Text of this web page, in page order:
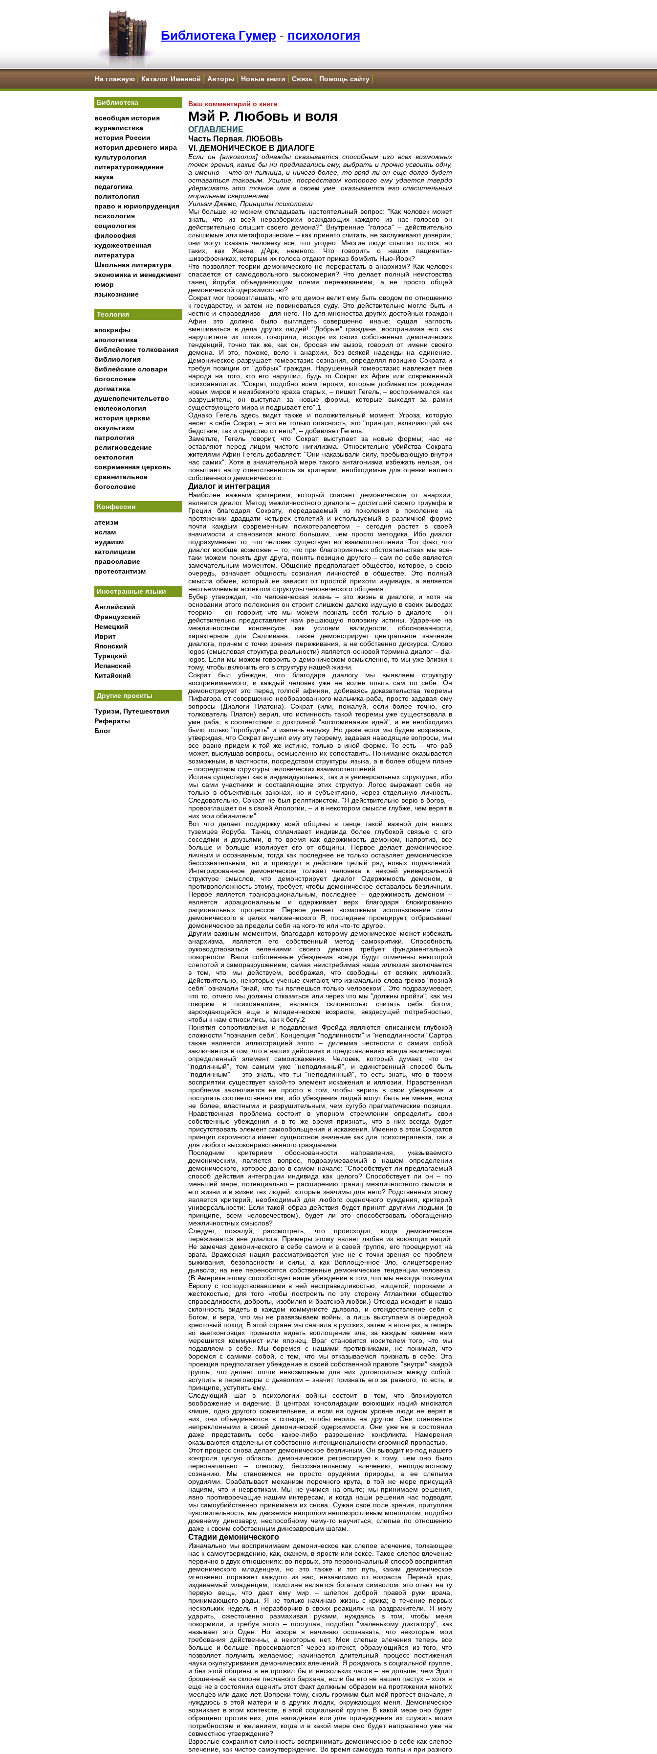
Библиотека Гумер - психология
На главную Каталог Именной Авторы Новые книги Связь Помощь сайту
Библиотека
всеобщая история
журналистика
история России
история древнего мира
культурология
литературоведение
наука
педагогика
политология
право и юриспруденция
психология
социология
философия
художественная
литература
Школьная литература
экономика и менеджмент
юмор
языкознание
Теология
апокрифы
апологетика
библейские толкования
библиология
библейские словари
богословие
догматика
душепопечительство
екклесиология
история церкви
оккультизм
патрология
религиоведение
сектология
современная церковь
сравнительное
богословие
Конфессии
атеизм
ислам
иудаизм
католицизм
православие
протестантизм
Иностранные языки
Английский
Французский
Немецкий
Иврит
Японский
Турецкий
Испанский
Китайский
Другие проекты
Туризм, Путешествия
Рефераты
Блог
Ваш комментарий о книге
Мэй Р. Любовь и воля
ОГЛАВЛЕНИЕ
Часть Первая. ЛЮБОВЬ
VI. ДЕМОНИЧЕСКОЕ В ДИАЛОГЕ
Если он [алкоголик] однажды оказывается способным изо всех возможных
точек зрения, какие бы ни предлагались ему, выбрать и прочно усвоить одну,
а именно – что он пьяница, и ничего более, то вряд ли он еще долго будет
оставаться таковым. Усилие, посредством которого ему удается твердо
удерживать это точное имя в своем уме, оказывается его спасительным
моральным свершением.
Уильям Джемс, Принципы психологии
Мы больше не можем откладывать настоятельный вопрос: "Как человек может
знать, что из всей неразберихи осаждающих каждого из нас голосов он
действительно слышит своего демона?" Внутренние "голоса" – действительно
слышимые или метафорические – как принято считать, не заслуживают доверия;
они могут сказать человеку все, что угодно. Многие люди слышат голоса, но
таких, как Жанна д'Арк, немного. Что говорить о наших пациентах-
шизофрениках, которым их голоса отдают приказ бомбить Нью-Йорк?
Что позволяет теории демонического не перерастать в анархизм? Как человек
спасается от самодовольного высокомерия? Что делает полный неистовства
танец йоруба объединяющим племя переживанием, а не просто общей
демонической одержимостью?
Сократ мог провозглашать, что его демон велит ему быть оводом по отношению
к государству, и затем не повиноваться суду. Это действительно могло быть и
честно и справедливо – для него. Но для множества других достойных граждан
Афин это должно было выглядеть совершенно иначе: сущая наглость
вмешиваться в дела других людей! "Добрые" граждане, воспринимая его как
нарушителя их покоя, говорили, исходя из своих собственных демонических
тенденций, точно так же, как он, бросая им вызов, говорил от имени своего
демона. И это, похоже, вело к анархии, без всякой надежды на единение.
Демоническое разрушает гомеостазис сознания, определяя позицию Сократа и
требуя позиции от "добрых" граждан. Нарушенный гомеостазис навлекает гнев
народа на того, кто его нарушил, будь то Сократ из Афин или современный
психоаналитик. "Сократ, подобно всем героям, которые добиваются рождения
новых миров и неизбежного краха старых, – пишет Гегель, – воспринимался как
разрушитель; он выступал за новые формы, которые выходят за рамки
существующего мира и подрывает его".1
Однако Гегель здесь видит также и положительный момент. Угроза, которую
несет в себе Сократ, – это не только опасность; это "принцип, включающий как
бедствие, так и средство от него", – добавляет Гегель.
Заметьте, Гегель говорит, что Сократ выступает за новые формы; нас не
оставляют перед лицом чистого нигилизма. Относительно убийства Сократа
жителями Афин Гегель добавляет: "Они наказывали силу, пребывающую внутри
нас самих". Хотя в значительной мере такого антагонизма избежать нельзя, он
повышает нашу ответственность за критерии, необходимые для оценки нашего
собственного демонического.
Диалог и интеграция
Наиболее важным критерием, который спасает демоническое от анархии,
является диалог. Метод межличностного диалога – достигший своего триумфа в
Греции благодаря Сократу, передаваемый из поколения в поколение на
протяжении двадцати четырех столетий и используемый в различной форме
почти каждым современным психотерапевтом – сегодня растет в своей
значимости и становится много большим, чем просто методика. Ибо диалог
подразумевает то, что человек существует во взаимоотношении. Тот факт, что
диалог вообще возможен – то, что при благоприятных обстоятельствах мы все-
таки можем понять друг друга, понять позицию другого – сам по себе является
замечательным моментом. Общение предполагает общество, которое, в свою
очередь, означает общность сознания личностей в обществе. Это полный
смысла обмен, который не зависит от простой прихоти индивида, а является
неотъемлемым аспектом структуры человеческого общения.
Бубер утверждал, что человеческая жизнь – это жизнь в диалоге; и хотя на
основании этого положения он строит слишком далеко идущую в своих выводах
теорию – он говорит, что мы можем познать себя только в диалоге – он
действительно предоставляет нам решающую половину истины. Ударение на
межличностном консенсусе как условии валидности, обоснованности,
характерное для Салливана, также демонстрирует центральное значение
диалога, причем с точки зрения переживания, а не собственно дискурса. Слово
logos (смысловая структура реальности) является основой термина диалог – dia-
logos. Если мы можем говорить о демоническом осмысленно, то мы уже близки к
тому, чтобы включить его в структуру нашей жизни.
Сократ был убежден, что благодаря диалогу мы выявляем структуру
воспринимаемого, и каждый человек уже не волен плыть сам по себе. Он
демонстрирует это перед толпой афинян, добиваясь доказательства теоремы
Пифагора от совершенно необразованного мальчика-раба, просто задавая ему
вопросы (Диалоги Платона). Сократ (или, пожалуй, если более точно, его
толкователь Платон) верил, что истинность такой теоремы уже существовала в
уме раба, в соответствии с доктриной "воспоминания идей", и ее необходимо
было только "пробудить" и извлечь наружу. Но даже если мы будем возражать,
утверждая, что Сократ внушил ему эту теорему, задавая наводящие вопросы, мы
все равно придем к той же истине, только в иной форме. То есть – что раб
может, выслушав вопросы, осмысленно их сопоставить. Понимание оказывается
возможным, в частности, посредством структуры языка, а в более общем плане
– посредством структуры человеческих взаимоотношений.
Истина существует как в индивидуальных, так и в универсальных структурах, ибо
мы сами участники и составляющие этих структур. Логос выражает себя не
только в объективных законах, но и субъективно, через отдельную личность.
Следовательно, Сократ не был релятивистом. "Я действительно верю в богов, –
провозглашает он в своей Апологии, – и в некотором смысле глубже, чем верят в
них мои обвинители".
Вот что делает поддержку всей общины в танце такой важной для наших
туземцев йоруба. Танец сплачивает индивида более глубокой связью с его
соседями и друзьями, в то время как одержимость демоном, напротив, все
больше и больше изолирует его от общины. Первое делает демоническое
личным и осознанным, тогда как последнее не только оставляет демоническое
бессознательным, но и приводит в действие целый ряд новых подавлений.
Интегрированное демоническое толкает человека к некоей универсальной
структуре смыслов, что демонстрирует диалог Одержимость демоном, в
противоположность этому, требует, чтобы демоническое оставалось безличным.
Первое является трансрациональным, последнее – одержимость демоном –
является иррациональным и одерживает верх благодаря блокированию
рациональных процессов. Первое делает возможным использование силы
демонического в целях человеческого Я; последнее проецирует, отбрасывает
демоническое за пределы себя на кого-то или что-то другое.
Другим важным моментом, благодаря которому демоническое может избежать
анархизма, является его собственный метод самокритики. Способность
руководствоваться велениями своего демона требует фундаментальной
покорности. Ваши собственные убеждения всегда будут отмечены некоторой
слепотой и саморазрушением; самая неистребимая наша иллюзия заключается
в том, что мы действуем, воображая, что свободны от всяких иллюзий.
Действительно, некоторые ученые считают, что изначально слова греков "познай
себя" означали "знай, что ты являешься только человеком". Это подразумевает,
что то, отчего мы должны отказаться или через что мы "должны пройти", как мы
говорим в психоанализе, является склонностью считать себя богом,
зарождающейся еще в младенческом возрасте, вездесущей потребностью,
чтобы к нам относились, как к богу.2
Понятия сопротивления и подавления Фрейда являются описанием глубокой
сложности "познания себя". Концепция "подлинности" и "неподлинности" Сартра
также является иллюстрацией этого – дилемма честности с самим собой
заключается в том, что в наших действиях и представлениях всегда наличествует
определенный элемент самоискажения. Человек, который думает, что он
"подлинный", тем самым уже "неподлинный", и единственный способ быть
"подлинным" – это знать, что ты "неподлинный", то есть знать, что в твоем
восприятии существует какой-то элемент искажения и иллюзии. Нравственная
проблема заключается не просто в том, чтобы верить в свои убеждения и
поступать соответственно им, ибо убеждения людей могут быть не менее, если
не более, властными и разрушительным, чем сугубо прагматические позиции.
Нравственная проблема состоит в упорном стремлении определить свои
собственные убеждения и в то же время признать, что в них всегда будет
присутствовать элемент самообольщения и искажения. Именно в этом Сократов
принцип скромности имеет сущностное значение как для психотерапевта, так и
для любого высоконравственного гражданина.
Последним критерием обоснованности направления, указываемого
демоническим, является вопрос, подразумеваемый в нашем определении
демонического, которое дано в самом начале: "Способствует ли предлагаемый
способ действия интеграции индивида как целого? Способствует ли он – по
меньшей мере, потенциально – расширению границ межличностного смысла в
его жизни и в жизни тех людей, которые значимы для него? Родственным этому
является критерий, необходимый для любого оценочного суждения, критерий
универсальности: Если такой образ действия будет принят другими людьми (в
принципе, всем человечеством), будет ли это способствовать обогащению
межличностных смыслов?
Следует, пожалуй, рассмотреть, что происходит, когда демоническое
переживается вне диалога. Примеры этому являет любая из воюющих наций.
Не замечая демонического в себе самом и в своей группе, его проецируют на
врага. Вражеская нация рассматривается уже не с точки зрения ее проблем
выживания, безопасности и силы, а как Воплощенное Зло, олицетворение
дьявола; на нее переносятся собственные демонические тенденции человека.
(В Америке этому способствует наше убеждение в том, что мы некогда покинули
Европу с господствовавшими в ней несправедливостью, нищетой, пороками и
жестокостью, для того чтобы построить по эту сторону Атлантики общество
справедливости, доброты, изобилия и братской любви.) Отсюда исходит и наша
склонность видеть в каждом коммунисте дьявола, и отождествление себя с
Богом, и вера, что мы не развязываем войны, а лишь выступаем в очередной
крестовый поход. В этой стране мы сначала в русских, затем в японцах, а теперь
во вьетконговцах привыкли видеть воплощение зла; за каждым камнем нам
мерещится коммунист или японец. Враг становится носителем того, что мы
подавляем в себе. Мы боремся с нашими противниками, не понимая, что
боремся с самими собой, с тем, что мы отказываемся признать в себе. Эта
проекция предполагает убеждение в своей собственной правоте "внутри" каждой
группы, что делает почти невозможным для них договориться между собой:
вступить в переговоры с дьяволом – значит признать его за равного, то есть, в
принципе, уступить ему.
Следующий шаг в психологии войны состоит в том, что блокируются
воображение и видение. В центрах консолидации воюющих наций множатся
клише, одно другого сомнительнее, и если на одном уровне люди не верят в
них, они объединяются в сговоре, чтобы верить на другом. Они становятся
непреклонными в своей демонической одержимости. Они уже не в состоянии
даже представить себе какое-либо разрешение конфликта. Намерения
оказываются отделены от собственно интенциональности огромной пропастью.
Этот процесс снова делает демоническое безличным. Он выводит из-под нашего
контроля целую область: демоническое регрессирует к тому, чем оно было
первоначально – слепому, бессознательному влечению, неподвластному
сознанию. Мы становимся не просто орудиями природы, а ее слепыми
орудиями. Срабатывает механизм порочного крута, в той же мере присущий
нациям, что и невротикам. Мы не учимся на опыте; мы принимаем решения,
явно противоречащие нашим интересам, и когда наши решения нас подводят,
мы самоубийственно принимаем их снова. Сужая свое поле зрения, притупляя
чувствительность, мы движемся напролом неповоротливым монолитом, подобно
древнему динозавру, неспособному чему-то научиться, слепые по отношению
даже к своим собственным динозавровым шагам.
Стадии демонического
Изначально мы воспринимаем демоническое как слепое влечение, толкающее
нас к самоутверждению, как, скажем, в ярости или сексе. Такое слепое влечение
первично в двух отношениях: во-первых, это первоначальный способ восприятия
демонического младенцем, но это также и тот путь, каким демоническое
мгновенно поражает каждого из нас, независимо от возраста. Первый крик,
издаваемый младенцем, поистине является богатым символом: это ответ на ту
первую вещь, что дает ему мир – шлепок доброй правой руки врача,
принимающего роды. Я не только начинаю жизнь с крика; в течение первых
нескольких недель я неразборчив в своих реакциях на раздражители. Я могу
ударить, ожесточенно размахивая руками, нуждаясь в том, чтобы меня
покормили, и требуя этого – поступая, подобно "маленькому диктатору", как
называет это Оден. Но вскоре я начинаю осознавать, что некоторые мои
требования действенны, а некоторые нет. Мои слепые влечения теперь все
больше и больше "просеиваются" через контекст, образующийся из того, что
позволяет получить желаемое; начинается длительный процесс постижения
науки окультуривания демонических влечений. Я рождаюсь в социальной группе,
и без этой общины я не прожил бы и нескольких часов – не дольше, чем Эдип
брошенный на склоне песчаного бархана, если бы его не нашел пастух – хотя я
еще не в состоянии оценить этот факт должным образом на протяжении многих
месяцев или даже лет. Вопреки тому, сколь громким был мой протест вначале, я
нуждаюсь в этой матери и в других людях, окружающих меня. Демоническое
возникает в этом контексте, в этой социальной группе. В какой мере оно будет
обращено против них, для нападения или для принуждения их служить моим
потребностям и желаниям; когда и в какой мере оно будет направлено уже на
совместное утверждение?
Взрослые сохраняют склонность воспринимать демоническое в себе как слепое
влечение, как чистое самоутверждение. Во время самосуда толпы и при разного